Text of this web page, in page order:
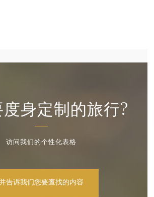
身定制的旅行?
访问我们的个性化表格
并告诉我们您要查找的内容